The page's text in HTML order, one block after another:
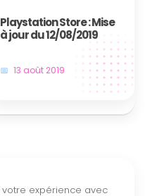
Playstation Store : Mise
à jour du 12/08/2019
13 août 2019